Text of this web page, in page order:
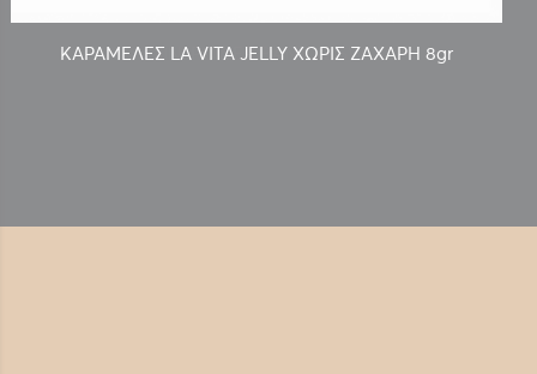
ΚΑΡΑΜΕΛΕΣ LA VITA JELLY ΧΩΡΙΣ ΖΑΧΑΡΗ 8gr